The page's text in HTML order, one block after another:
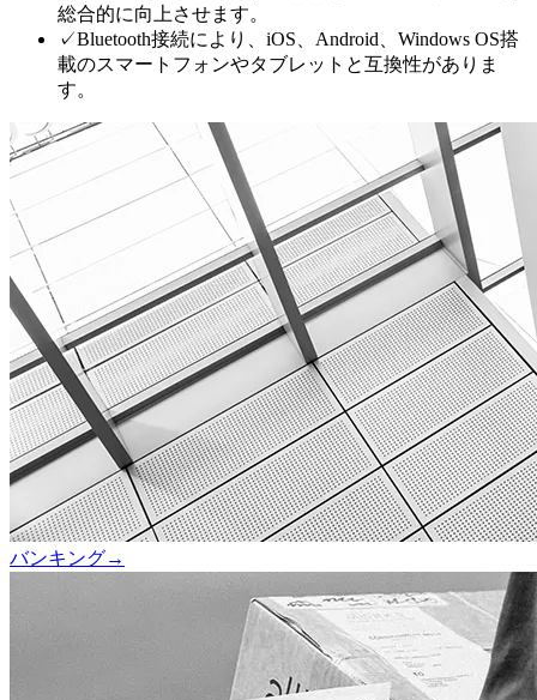
総合的に向上させます。
✓Bluetooth接続により、iOS、Android、Windows OS搭
載のスマートフォンやタブレットと互換性がありま
す。
バンキング→